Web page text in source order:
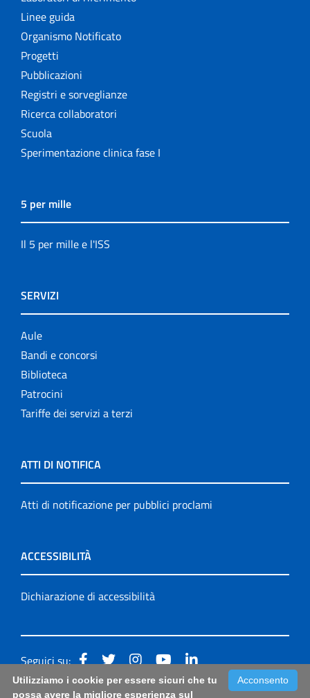
Linee guida
Organismo Notificato
Progetti
Pubblicazioni
Registri e sorveglianze
Ricerca collaboratori
Scuola
Sperimentazione clinica fase I
5 per mille
Il 5 per mille e l'ISS
SERVIZI
Aule
Bandi e concorsi
Biblioteca
Patrocini
Tariffe dei servizi a terzi
ATTI DI NOTIFICA
Atti di notificazione per pubblici proclami
ACCESSIBILITÀ
Dichiarazione di accessibilità
Seguici su:
Accessibilità: form di segnalazione di prima istanza per
Acconsento
Utilizziamo i cookie per essere sicuri che tu
possa avere la migliore esperienza sul